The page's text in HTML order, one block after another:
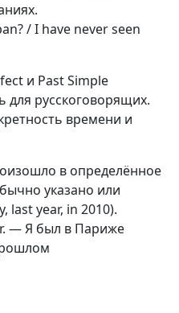
/ I have never seen
и Past Simple
для русскоговорящих.
времени и
в определённое
указано или
last year, in 2010).
— Я был в Париже